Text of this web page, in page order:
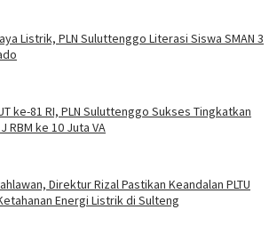
Listrik, PLN Suluttenggo Literasi Siswa SMAN 3
ke-81 RI, PLN Suluttenggo Sukses Tingkatkan
RBM ke 10 Juta VA
Direktur Rizal Pastikan Keandalan PLTU
Energi Listrik di Sulteng